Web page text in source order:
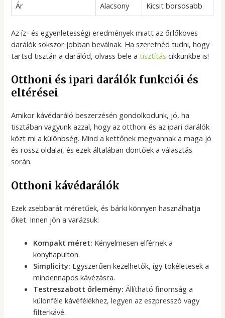
Ár
Alacsony Kicsit borsosabb
Az íz- és egyenletességi eredmények miatt az őrlőköves
darálók sokszor jobban beválnak. Ha szeretnéd tudni, hogy
tartsd tisztán a darálód, olvass bele atisztítás cikkünkbe is!
Otthoni és ipari darálók funkciói és
eltérései
Amikor kávédaráló beszerzésén gondolkodunk, jó, ha
tisztában vagyunk azzal, hogy az otthoni és az ipari darálók
közt mi a különbség. Mind a kettőnek megvannak a maga jó
és rossz oldalai, és ezek általában döntőek a választás
során.
Otthoni kávédarálók
Ezek zsebbarát méretűek, és bárki könnyen használhatja
őket. Innen jön a varázsuk:
Kompakt méret: Kényelmesen elférnek a
konyhapulton.
Simplicity: Egyszerűen kezelhetők, így tökéletesek a
mindennapos kávézásra.
Testreszabott őrlemény: Állítható finomság a
különféle kávéfélékhez, legyen az eszpresszó vagy
filterkávé.